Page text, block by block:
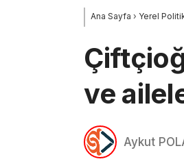
Ana Sayfa › Yerel
ve
Aykut